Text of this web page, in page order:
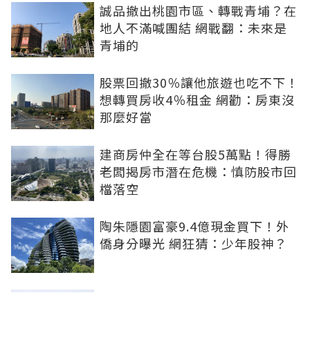
誠品撤出桃園市區、轉戰青埔？在
地人不滿喊團結 網戰翻：未來是
青埔的
股票回撤30％讓他旅遊也吃不下！
想轉買房收4％租金 網勸：房東沒
那麼好當
建商房仲全在等台股5萬點！得勝
老闆揭房市潛在危機：慎防股市回
檔落空
陶朱隱園富豪9.4億現金買下！外
僑身分曝光 網狂猜：少年股神？